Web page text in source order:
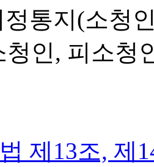
통지(소청
인, 피소청
제13조, 제